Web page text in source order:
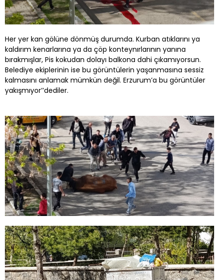
Her yer kan gölüne dönmüş durumda. Kurban atıklarını ya
kaldırım kenarlarına ya da çöp konteynırlarının yanına
bırakmışlar, Pis kokudan dolayı balkona dahi çıkamıyorsun.
Belediye ekiplerinin ise bu görüntülerin yaşanmasına sessiz
kalmasını anlamak mümkün değil. Erzurum’a bu görüntüler
yakışmıyor’’dediler.